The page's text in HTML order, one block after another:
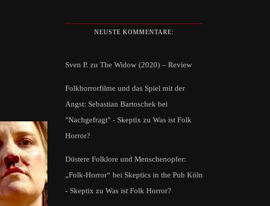
NEUSTE KOMMENTARE:
Sven P. zu The Widow (2020) – Review
Folkhorrorfilme und das Spiel mit der
Angst: Sebastian Bartoschek bei
"Nachgefragt" - Skeptix zu Was ist Folk
Horror?
Düstere Folklore und Menschenopfer:
„Folk-Horror“ bei Skeptics in the Pub Köln
- Skeptix zu Was ist Folk Horror?